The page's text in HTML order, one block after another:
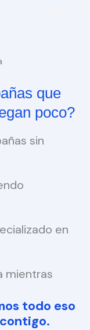
que
poco?
sin
en
mientras
todo eso